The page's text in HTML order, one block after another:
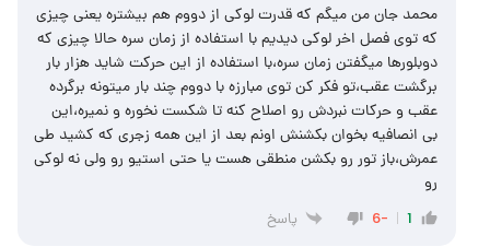
محمد جان من میگم که قدرت لوکی از دووم هم بیشتره یعنی چیزی
که توی فصل اخر لوکی دیدیم با استفاده از زمان سره حالا چیزی که
دوبلورها میگفتن زمان سره،با استفاده از این حرکت شاید هزار بار
برگشت عقب،تو فکر کن توی مبارزه با دووم چند بار میتونه برگرده
عقب و حرکات نبردش رو اصلاح کنه تا شکست نخوره و نمیره،این
بی انصافیه بخوان بکشنش اونم بعد از این همه زجری که کشید طی
عمرش،باز تور رو بکشن منطقی هست یا حتی استیو رو ولی نه لوکی
رو
1
-6 پاسخ